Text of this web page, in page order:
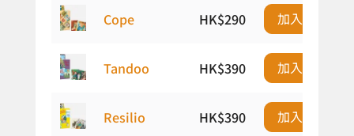
Cope HK$290 加入購物車
Tandoo HK$390 加入購物車
Resilio HK$390 加入購物車